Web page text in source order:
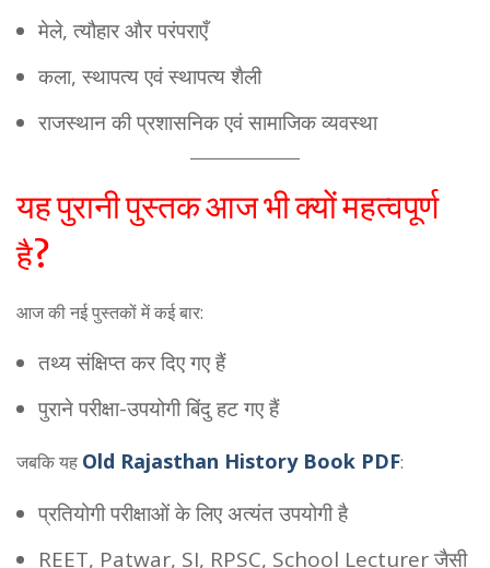
मेले, त्यौहार और परंपराएँ
कला, स्थापत्य एवं स्थापत्य शैली
राजस्थान की प्रशासनिक एवं सामाजिक व्यवस्था
यह पुरानी पुस्तक आज भी क्यों महत्वपूर्ण
है?
आज की नई पुस्तकों में कई बार:
तथ्य संक्षिप्त कर दिए गए हैं
पुराने परीक्षा-उपयोगी बिंदु हट गए हैं
जबकि यह Old Rajasthan History Book PDF:
प्रतियोगी परीक्षाओं के लिए अत्यंत उपयोगी है
REET, Patwar, SI, RPSC, School Lecturer जैसी